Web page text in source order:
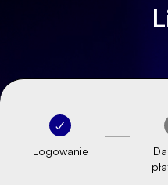
Logowanie